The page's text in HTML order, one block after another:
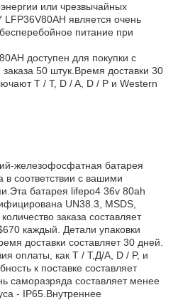
или чрезвычайных
LFP36V80AH является очень
питание при
доступен для покупки с
50 штук.Время доставки 30
T / T, D / A, D / P и Western
железофосфатная батарея
в соответствии с вашими
батарея lifepo4 36v 80ah
UN38.3, MSDS,
заказа составляет
каждый. Детали упаковки
доставки составляет 30 дней.
оплаты, как T / T,Д/А, D / P, и
к поставке составляет
саморазряда составляет менее
- IP65.Внутреннее